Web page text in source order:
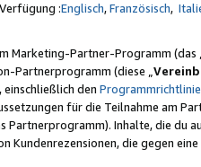
:Englisch,Französisch,
Marketing-Partner-Programm (das
Partnerprogramm (diese „
den
für die Teilnahme am
Inhalte, die du
Kundenrezensionen, die gegen